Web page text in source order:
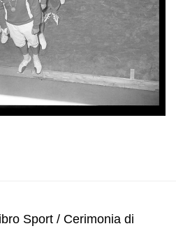
Sport / Cerimonia di